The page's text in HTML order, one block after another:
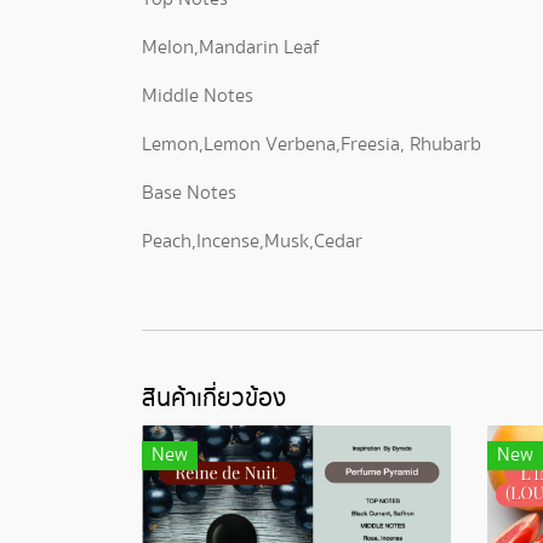
Melon,Mandarin Leaf
Middle Notes
Lemon,Lemon Verbena,Freesia, Rhubarb
Base Notes
Peach,Incense,Musk,Cedar
สินค้าเกี่ยวข้อง
New New